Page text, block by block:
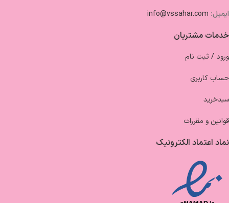
ایمیل: info@vssahar.com
خدمات مشتریان
ورود / ثبت نام
حساب کاربری
سبدخرید
قوانین و مقررات
نماد اعتماد الکترونیک